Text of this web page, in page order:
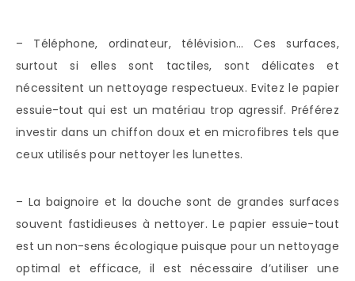
– Téléphone, ordinateur, télévision… Ces surfaces,
surtout si elles sont tactiles, sont délicates et
nécessitent un nettoyage respectueux. Evitez le papier
essuie-tout qui est un matériau trop agressif. Préférez
investir dans un chiffon doux et en microfibres tels que
ceux utilisés pour nettoyer les lunettes.
– La baignoire et la douche sont de grandes surfaces
souvent fastidieuses à nettoyer. Le papier essuie-tout
est un non-sens écologique puisque pour un nettoyage
optimal et efficace, il est nécessaire d’utiliser une